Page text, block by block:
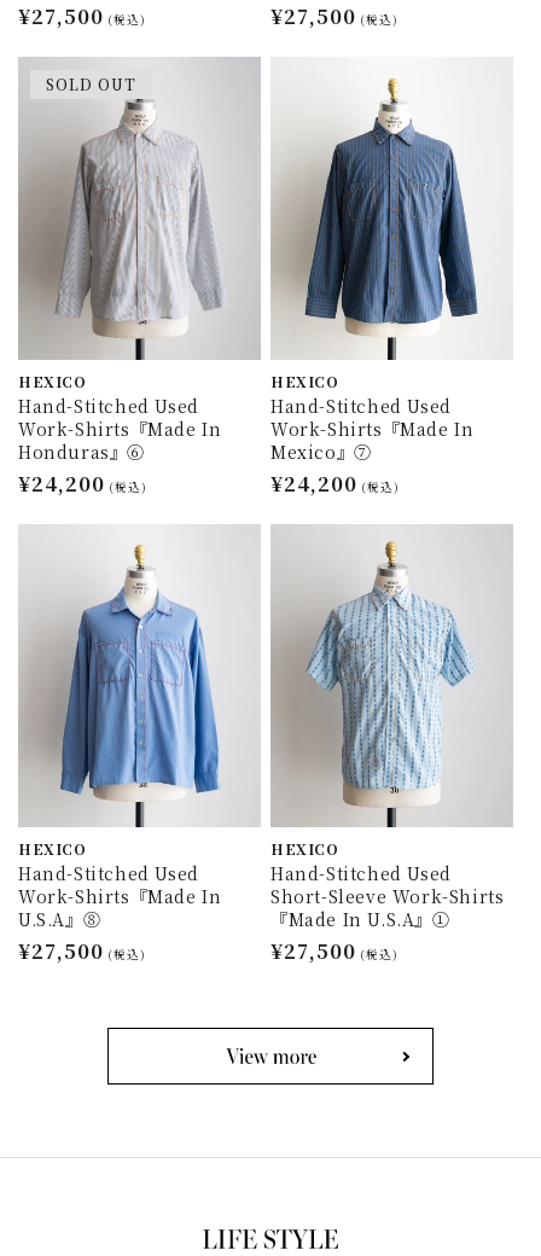
通
格
¥27,500 (税込)
通
¥27,500 (税込)
SOLD OUT
HEXICO
Hand-Stitched Used
Work-Shirts『Made In
Honduras』⑥
通
¥24,200 (税込)
HEXICO
Hand-Stitched Used
Work-Shirts『Made In
Mexico』⑦
通
¥24,200 (税込)
HEXICO
Hand-Stitched Used
Work-Shirts『Made In
U.S.A』⑧
通
¥27,500 (税込)
HEXICO
Hand-Stitched Used
Short-Sleeve Work-Shirts
『Made In U.S.A』①
通
格
¥27,500 (税込)